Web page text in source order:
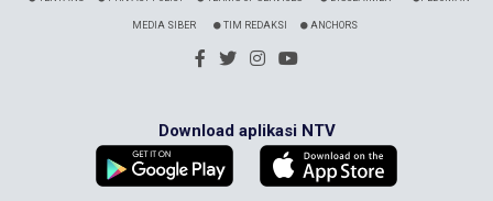
MEDIA SIBER TIM REDAKSI ANCHORS
Download aplikasi NTV